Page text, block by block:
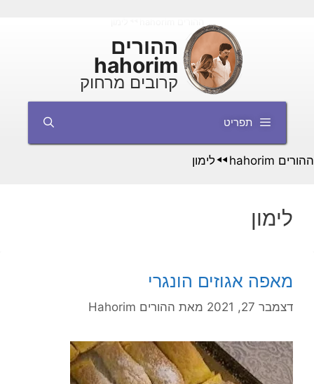
ההורים
hahorim
קרובים מרחוק
תפריט
ההורים hahorim ◄◄ לימון
לימון
מאפה אגוזים הונגרי
דצמבר 27, 2021 מאת ההורים Hahorim